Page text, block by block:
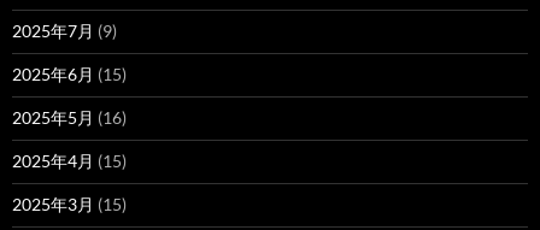
2025年7月 (9)
2025年6月 (15)
2025年5月 (16)
2025年4月 (15)
2025年3月 (15)